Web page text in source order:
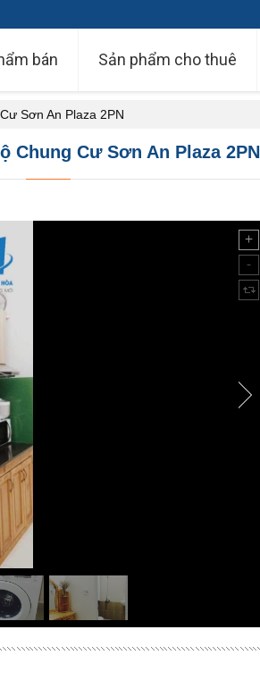
bán Sản phẩm cho thuê
Sơn An Plaza 2PN
Chung Cư Sơn An Plaza 2PN